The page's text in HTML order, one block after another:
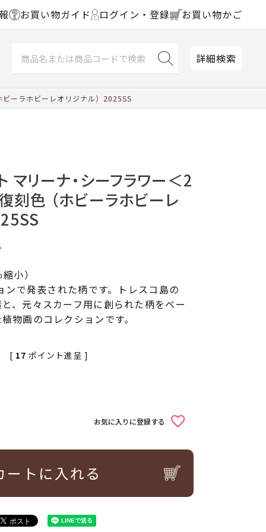
お買い物ガイド ログイン・登録 お買い物かご
詳細検索
ーラホビーレオリジナル）2025SS
マリーナ・シーフラワー＜2
色 （ホビーラホビーレ
小）
で発表された柄です。トレスコ島の
、元々スカーフ用に創られた柄をベー
物画のコレクションです。
[ 17 ポイント進呈 ]
お気に入りに登録する
ートに入れる